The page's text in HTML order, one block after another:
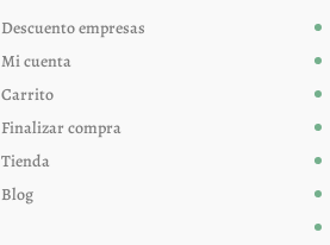
Descuento empresas
Mi cuenta
Carrito
Finalizar compra
Tienda
Blog